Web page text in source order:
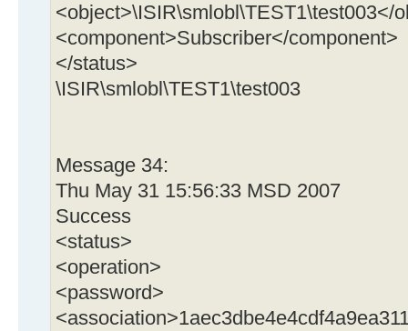
<object>\ISIR\smlobl\TEST1\test003</
<component>Subscriber</component>
</status>
\ISIR\smlobl\TEST1\test003
Message 34:
Thu May 31 15:56:33 MSD 2007
Success
<status>
<operation>
<password>